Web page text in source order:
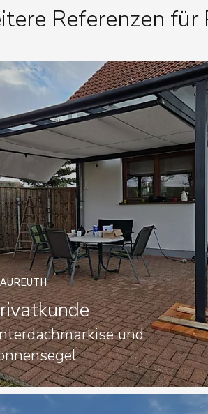
Referenzen für
und